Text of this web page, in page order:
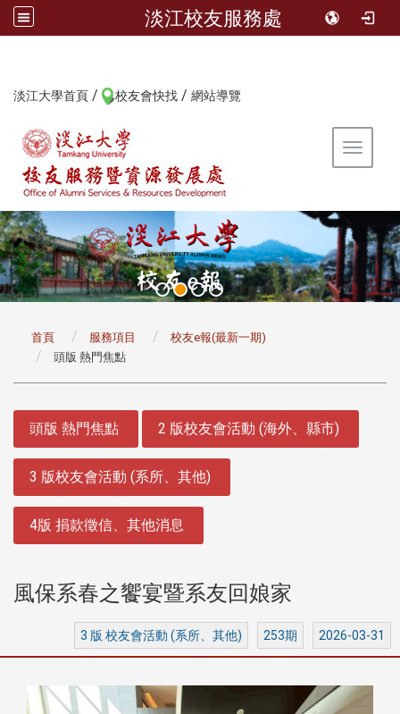
淡江校友服務處
淡江大學首頁 / 校友會快找 / 網站導覽
Toggle
首頁 服務項目
校友e報(最新一期)
頭版 熱門焦點
頭版 熱門焦點 2 版校友會活動 (海外、縣市)
3 版校友會活動 (系所、其他)
4版 捐款徵信、其他消息
風保系春之饗宴暨系友回娘家
3 版 校友會活動 (系所、其他) 253期 2026-03-31